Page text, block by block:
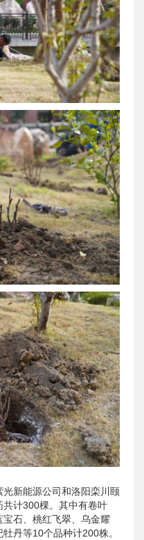
新能源公司和洛阳栾川颐
计300棵。其中有卷叶
石、桃红飞翠、乌金耀
丹等10个品种计200株。